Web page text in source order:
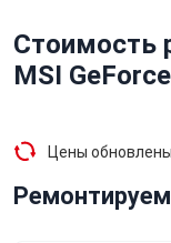
Стоимость
MSI
Цены обновлены